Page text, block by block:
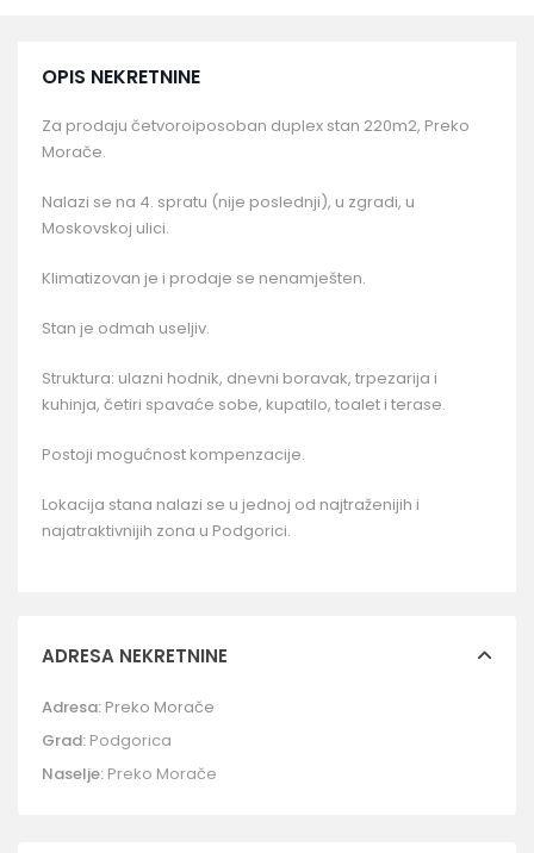
OPIS NEKRETNINE
Za prodaju četvoroiposoban duplex stan 220m2, Preko
Morače.
Nalazi se na 4. spratu (nije poslednji), u zgradi, u
Moskovskoj ulici.
Klimatizovan je i prodaje se nenamješten.
Stan je odmah useljiv.
Struktura: ulazni hodnik, dnevni boravak, trpezarija i
kuhinja, četiri spavaće sobe, kupatilo, toalet i terase.
Postoji mogućnost kompenzacije.
Lokacija stana nalazi se u jednoj od najtraženijih i
najatraktivnijih zona u Podgorici.
ADRESA NEKRETNINE
Adresa: Preko Morače
Grad: Podgorica
Naselje: Preko Morače